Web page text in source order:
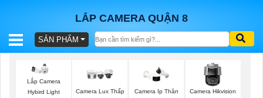
LẮP CAMERA QUẬN 8
BÁO
TRỌN
SẢN PHẨM
Lắp Camera
Hybird Light
Camera Lux Thấp
Camera Ip Thân
Camera Hikvision